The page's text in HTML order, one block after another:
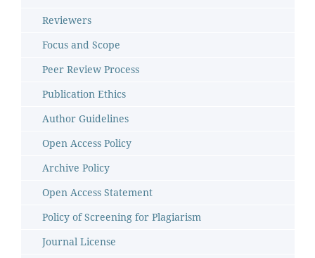
Reviewers
Focus and Scope
Peer Review Process
Publication Ethics
Author Guidelines
Open Access Policy
Archive Policy
Open Access Statement
Policy of Screening for Plagiarism
Journal License